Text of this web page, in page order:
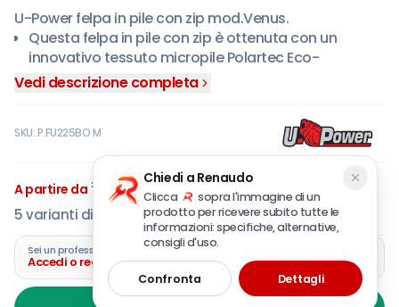
U-Power felpa in pile con zip mod.Venus.
Questa felpa in pile con zip è ottenuta con un
innovativo tessuto micropile Polartec Eco-
Engineering proveniente al 100% in materiale
riciclato ottenuto da bottiglie di plastica.
Il modello costituisce una felpa ecosostenibile,
calda e morbida, che assicura elevate performance
in termini di traspirabilità, comfort e durabilità.
Inoltre, il processo di produzione del materiale
Polartec segue i più elevati standard di conformità
e responsabilità per ridurre l’impatto ambientale.
Caratterizzata da rifiniture hot press sul lato sinistro
del petto e sui polsini, mentre sul lato destro è
presente una stampa reflective del logo "U-Power".
Parliamo di una felpa sportiva, ideale in ogni
Vedi descrizione completa
SKU:P.FU225BO M
A partire da € 64,07 IVA incl.
5varianti disponibili
Sei un professionista?
Accedi o registra la tua azienda
Chiedi a Renaudo
Clicca
sopra l'immagine di un
prodotto per ricevere subito tutte le
informazioni: specifiche, alternative,
consigli d'uso.
Confronta Dettagli